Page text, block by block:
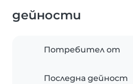
дейности
Потребител от
Последна дейност